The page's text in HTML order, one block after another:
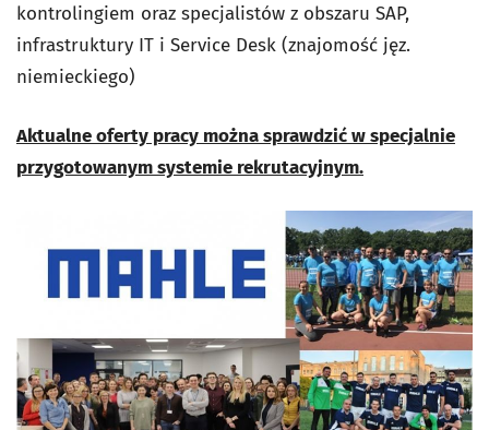
kontrolingiem oraz specjalistów z obszaru SAP,
infrastruktury IT i Service Desk (znajomość jęz.
niemieckiego)
Aktualne oferty pracy można sprawdzić w specjalnie
przygotowanym systemie rekrutacyjnym.